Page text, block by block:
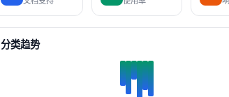
分类趋势